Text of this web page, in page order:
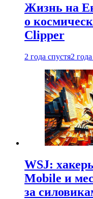
Жизнь на
о
Clipper
2 года спустя2
WSJ:
Mobile и
за